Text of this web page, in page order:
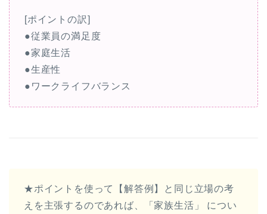
[ポイントの訳]
●従業員の満足度
●家庭生活
●生産性
●ワークライフバランス
★ポイントを使って【解答例】と同じ立場の考
えを主張するのであれば、「家族生活」 につい